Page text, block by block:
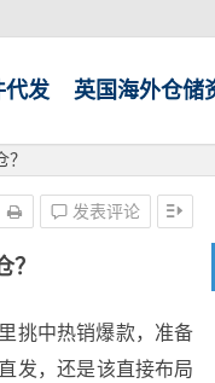
代发 英国海外仓储
发表评论
挑中热销爆款，准备
发，还是该直接布局